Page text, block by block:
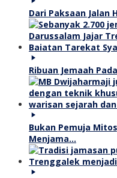
Dari Paksaan Jalan
Ribuan Jemaah
Bukan Pemuja
Menjama…